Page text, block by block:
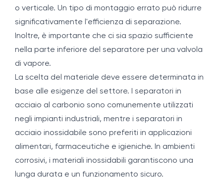
o verticale. Un tipo di montaggio errato può ridurre
significativamente l'efficienza di separazione.
Inoltre, è importante che ci sia spazio sufficiente
nella parte inferiore del separatore per una valvola
di vapore.
La scelta del materiale deve essere determinata in
base alle esigenze del settore. I separatori in
acciaio al carbonio sono comunemente utilizzati
negli impianti industriali, mentre i separatori in
acciaio inossidabile sono preferiti in applicazioni
alimentari, farmaceutiche e igieniche. In ambienti
corrosivi, i materiali inossidabili garantiscono una
lunga durata e un funzionamento sicuro.